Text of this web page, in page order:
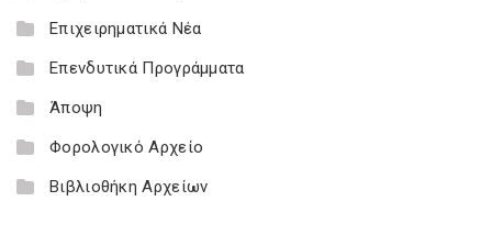
Επιχειρηματικά Νέα
Επενδυτικά Προγράμματα
Άποψη
Φορολογικό Αρχείο
Βιβλιοθήκη Αρχείων